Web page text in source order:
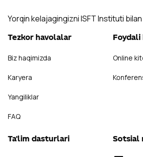
Yorqin kelajagingizni ISFT Instituti
Tezkor havolalar
Biz haqimizda
Karyera
Yangiliklar
FAQ
Online
Ta'lim dasturlari Sotsial